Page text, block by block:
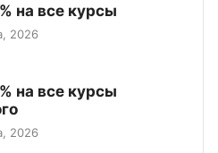
на все курсы
2026
на все курсы
2026